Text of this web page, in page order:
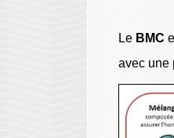
Le BMC
avec une